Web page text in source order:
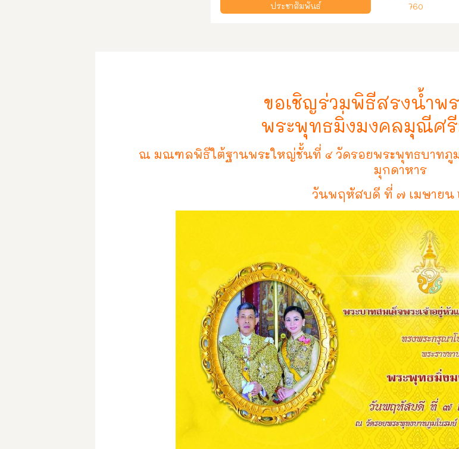
ประชาสัมพันธ์
760
ขอเชิญร่วมพิธีสรงน้ำพ
พระพุทธมิ่งมงคลมุณีศ
ณ มณฑลพิธีใต้ฐานพระใหญ่ชั้นที่ ๔ วัดรอยพระพุทธบาทภูม
มุกดาหาร
วันพฤหัสบดี ที่ ๗ เมษายน